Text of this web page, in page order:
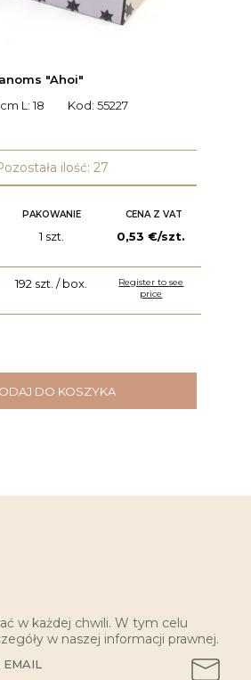
"Ahoi"
L: 18
Kod: 55227
ilość: 27
PAKOWANIE CENA Z VAT
1 szt. 0,53 €/szt.
192 szt. / box.
Register to see
price
DO KOSZYKA
w każdej chwili. W tym celu
w naszej informacji prawnej.